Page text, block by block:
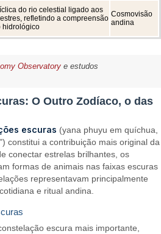
do rio celestial ligado aos
refletindo a compreensão
hidrológico
Cosmovisão
andina
Observatorye estudos
O Outro Zodíaco, o das
escuras (yana phuyu em quíchua,
constitui a contribuição mais original da
conectar estrelas brilhantes, os
formas de animais nas faixas escuras
representavam principalmente
e ritual andina.
escura mais importante,